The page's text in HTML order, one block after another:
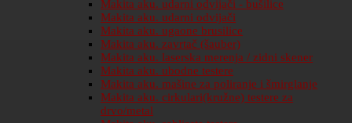
Makita aku. udarni odvijači - bušilice
Makita aku. udarni odvijači
Makita aku. ugaone brusilice
Makita aku. zavrtač (šauber)
Makita aku. laserska merenja / zidni skener
Makita aku. ubodne testere
Makita aku. mašine za poliranje i šmirglanje
Makita aku. cirkulari(kružne) testere za
drvo/metal